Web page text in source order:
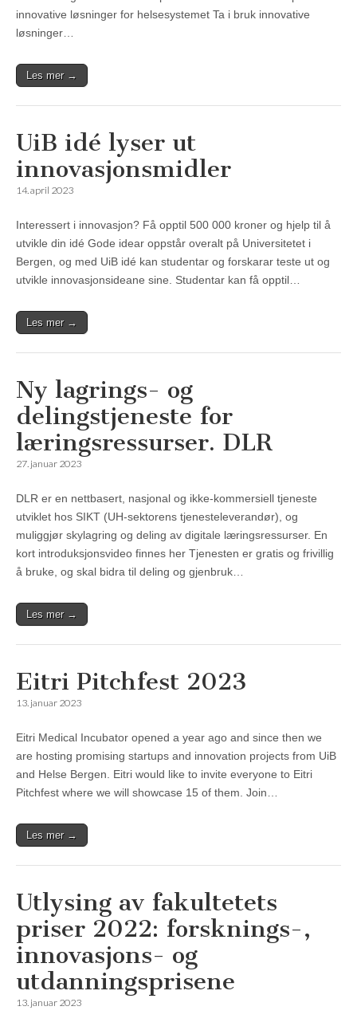
innovative løsninger for helsesystemet Ta i bruk innovative
løsninger…
Les mer →
UiB idé lyser ut
innovasjonsmidler
14. april 2023
Interessert i innovasjon? Få opptil 500 000 kroner og hjelp til å
utvikle din idé Gode idear oppstår overalt på Universitetet i
Bergen, og med UiB idé kan studentar og forskarar teste ut og
utvikle innovasjonsideane sine. Studentar kan få opptil…
Les mer →
Ny lagrings- og
delingstjeneste for
læringsressurser. DLR
27. januar 2023
DLR er en nettbasert, nasjonal og ikke-kommersiell tjeneste
utviklet hos SIKT (UH-sektorens tjenesteleverandør), og
muliggjør skylagring og deling av digitale læringsressurser. En
kort introduksjonsvideo finnes her Tjenesten er gratis og frivillig
å bruke, og skal bidra til deling og gjenbruk…
Les mer →
Eitri Pitchfest 2023
13. januar 2023
Eitri Medical Incubator opened a year ago and since then we
are hosting promising startups and innovation projects from UiB
and Helse Bergen. Eitri would like to invite everyone to Eitri
Pitchfest where we will showcase 15 of them. Join…
Les mer →
Utlysing av fakultetets
priser 2022: forsknings-,
innovasjons- og
utdanningsprisene
13. januar 2023